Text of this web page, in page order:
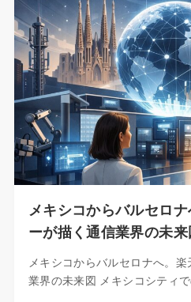
メキシコからバルセロ
ーが描く通信業界の未来
メキシコからバルセロナへ。
業界の未来図 メキシコシティ